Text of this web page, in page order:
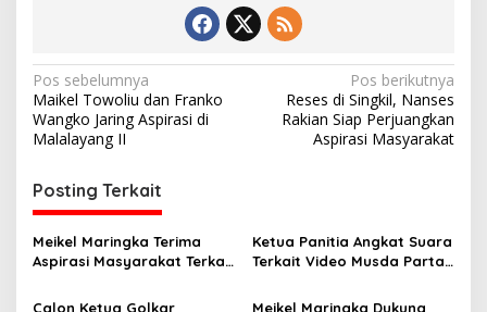
N
a
v
i
g
a
s
i
Pos sebelumnya
Maikel Towoliu dan Franko
Wangko Jaring Aspirasi di
Malalayang II
Pos berikutnya
Reses di Singkil, Nanses
Rakian Siap Perjuangkan
Aspirasi Masyarakat
Posting Terkait
Meikel Maringka Terima
Aspirasi Masyarakat Terkait
Tower di Winangun
Ketua Panitia Angkat Suara
Terkait Video Musda Partai
Beredar
Calon Ketua Golkar
Meikel Maringka Dukung